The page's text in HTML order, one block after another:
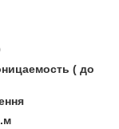
( до